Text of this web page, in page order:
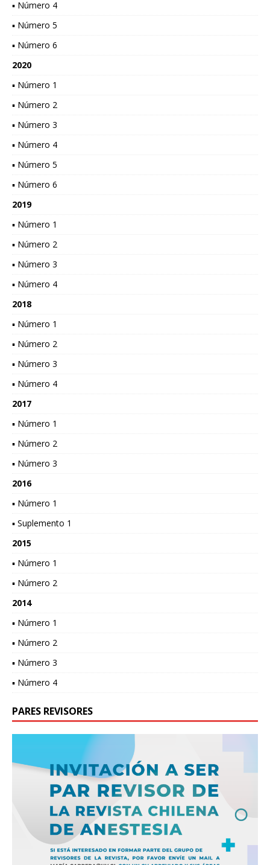
▪ Número 4
▪ Número 5
▪ Número 6
2020
▪ Número 1
▪ Número 2
▪ Número 3
▪ Número 4
▪ Número 5
▪ Número 6
2019
▪ Número 1
▪ Número 2
▪ Número 3
▪ Número 4
2018
▪ Número 1
▪ Número 2
▪ Número 3
▪ Número 4
2017
▪ Número 1
▪ Número 2
▪ Número 3
2016
▪ Número 1
▪ Suplemento 1
2015
▪ Número 1
▪ Número 2
2014
▪ Número 1
▪ Número 2
▪ Número 3
▪ Número 4
PARES REVISORES